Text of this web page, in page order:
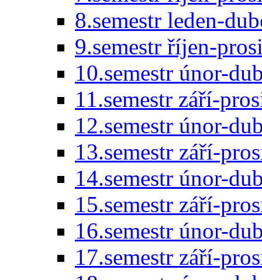
8.semestr leden-
9.semestr říjen-
10.semestr únor-
11.semestr září-
12.semestr únor-
13.semestr září-
14.semestr únor-
15.semestr září-
16.semestr únor-
17.semestr září-